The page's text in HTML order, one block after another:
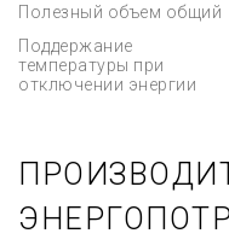
Полезный объем общий
Поддержание
температуры при
отключении энергии